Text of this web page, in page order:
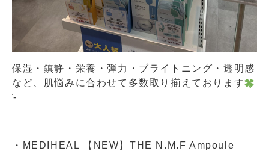
保湿・鎮静・栄養・弾力・ブライトニング・透明感
など、肌悩みに合わせて多数取り揃えております
́-‬
・MEDIHEAL 【NEW】THE N.M.F Ampoule